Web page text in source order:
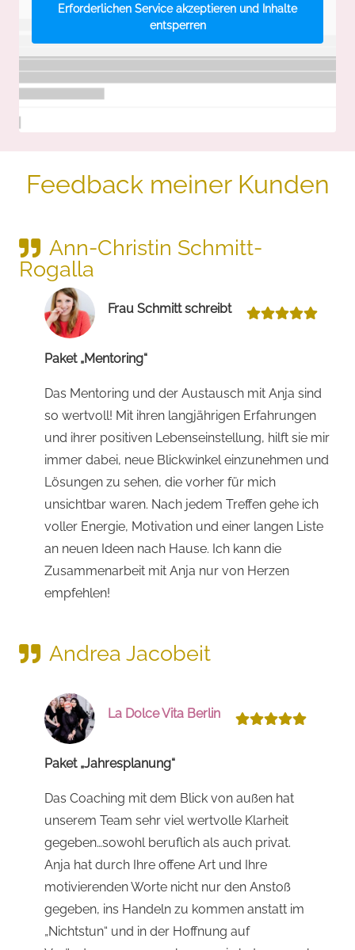
Erforderlichen Service akzeptieren und Inhalte
entsperren
Feedback meiner Kunden
Ann-Christin Schmitt-
Rogalla
Frau Schmitt schreibt
Paket „Mentoring“
Das Mentoring und der Austausch mit Anja sind
so wertvoll! Mit ihren langjährigen Erfahrungen
und ihrer positiven Lebenseinstellung, hilft sie mir
immer dabei, neue Blickwinkel einzunehmen und
Lösungen zu sehen, die vorher für mich
unsichtbar waren. Nach jedem Treffen gehe ich
voller Energie, Motivation und einer langen Liste
an neuen Ideen nach Hause. Ich kann die
Zusammenarbeit mit Anja nur von Herzen
empfehlen!
Andrea Jacobeit
La Dolce Vita Berlin
Paket „Jahresplanung“
Das Coaching mit dem Blick von außen hat
unserem Team sehr viel wertvolle Klarheit
gegeben…sowohl beruflich als auch privat.
Anja hat durch Ihre offene Art und Ihre
motivierenden Worte nicht nur den Anstoß
gegeben, ins Handeln zu kommen anstatt im
„Nichtstun“ und in der Hoffnung auf